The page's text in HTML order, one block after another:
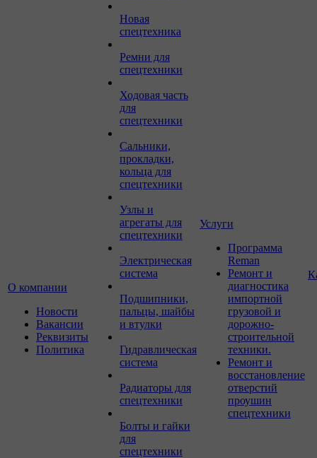
О компании
Новости
Вакансии
Реквизиты
Политика
Новая
спецтехника
Ремни для
спецтехники
Ходовая часть
для
спецтехники
Сальники,
прокладки,
кольца для
спецтехники
Узлы и
агрегаты для
спецтехники
Электрическая
система
Подшипники,
пальцы, шайбы
и втулки
Гидравлическая
система
Радиаторы для
спецтехники
Болты и гайки
для
спецтехники
Услуги
Программа
Reman
Ремонт и
диагностика
импортной
грузовой и
дорожно-
строительной
техники.
Ремонт и
восстановление
отверстий
проушин
спецтехники